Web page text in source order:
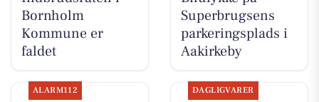
Bornholm
Kommune er
faldet
Superbrugsens
parkeringsplads i
Aakirkeby
ALARM112 DAGLIGVARER